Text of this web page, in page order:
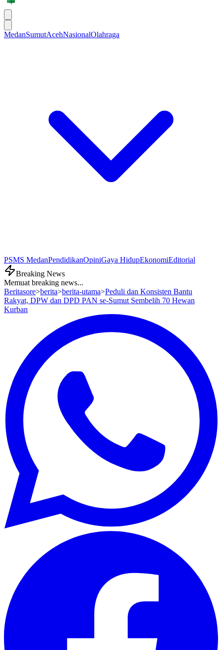
MedanSumutAcehNasionalOlahraga
PSMS MedanPendidikanOpiniGaya HidupEkonomiEditorial
Breaking News
Memuat breaking news...
Beritasore>berita>berita-utama>Peduli dan Konsisten Bantu
Rakyat, DPW dan DPD PAN se-Sumut Sembelih 70 Hewan
Kurban